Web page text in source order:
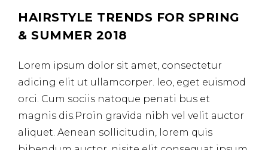
HAIRSTYLE TRENDS FOR SPRING
& SUMMER 2018
Lorem ipsum dolor sit amet, consectetur
adicing elit ut ullamcorper. leo, eget euismod
orci. Cum sociis natoque penati bus et
magnis dis.Proin gravida nibh vel velit auctor
aliquet. Aenean sollicitudin, lorem quis